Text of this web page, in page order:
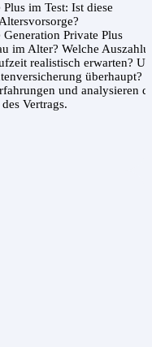
im Test: Ist diese
Private Plus
im Alter? Welche
realistisch erwarten?
überhaupt?
und analysieren
Vertrags.